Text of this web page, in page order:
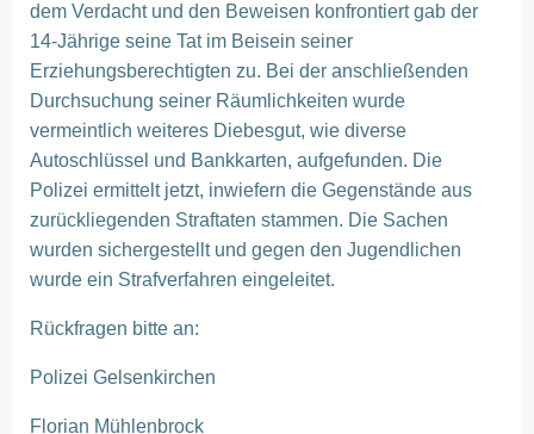
dem Verdacht und den Beweisen konfrontiert gab der
14-Jährige seine Tat im Beisein seiner
Erziehungsberechtigten zu. Bei der anschließenden
Durchsuchung seiner Räumlichkeiten wurde
vermeintlich weiteres Diebesgut, wie diverse
Autoschlüssel und Bankkarten, aufgefunden. Die
Polizei ermittelt jetzt, inwiefern die Gegenstände aus
zurückliegenden Straftaten stammen. Die Sachen
wurden sichergestellt und gegen den Jugendlichen
wurde ein Strafverfahren eingeleitet.
Rückfragen bitte an:
Polizei Gelsenkirchen
Florian Mühlenbrock